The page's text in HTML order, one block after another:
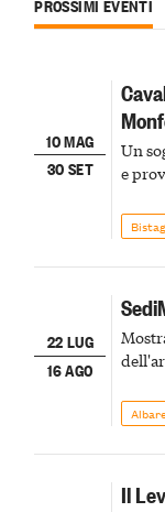
PROSSIMI EVENTI
10 MAG
30 SET
Un
e
22 LUG
16 AGO
Il